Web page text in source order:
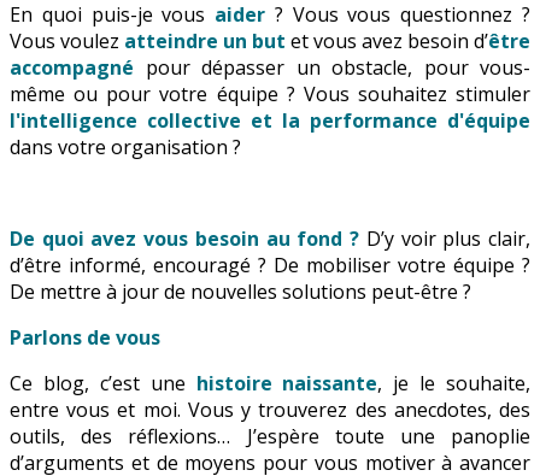
En quoi puis-je vous aider ? Vous vous questionnez ?
Vous voulez atteindre un but et vous avez besoin d’être
accompagné pour dépasser un obstacle, pour vous-
même ou pour votre équipe ? Vous souhaitez stimuler
l'intelligence collective et la performance d'équipe
dans votre organisation ?
De quoi avez vous besoin au fond ? D’y voir plus clair,
d’être informé, encouragé ? De mobiliser votre équipe ?
De mettre à jour de nouvelles solutions peut-être ?
Parlons de vous
Ce blog, c’est une histoire naissante, je le souhaite,
entre vous et moi. Vous y trouverez des anecdotes, des
outils, des réflexions… J’espère toute une panoplie
d’arguments et de moyens pour vous motiver à avancer